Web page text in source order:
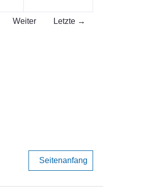
Weiter Letzte →
Seitenanfang